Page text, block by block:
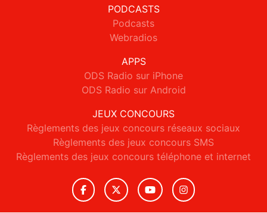
PODCASTS
Podcasts
Webradios
APPS
ODS Radio sur iPhone
ODS Radio sur Android
JEUX CONCOURS
Règlements des jeux concours réseaux sociaux
Règlements des jeux concours SMS
Règlements des jeux concours téléphone et internet